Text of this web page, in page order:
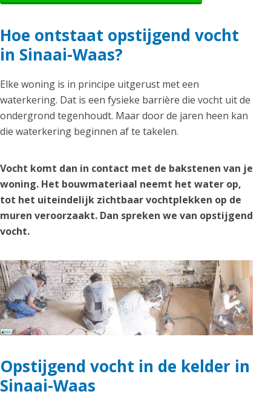
Hoe ontstaat opstijgend vocht
in Sinaai-Waas?
Elke woning is in principe uitgerust met een
waterkering. Dat is een fysieke barrière die vocht uit de
ondergrond tegenhoudt. Maar door de jaren heen kan
die waterkering beginnen af te takelen.
Vocht komt dan in contact met de bakstenen van je
woning. Het bouwmateriaal neemt het water op,
tot het uiteindelijk zichtbaar vochtplekken op de
muren veroorzaakt. Dan spreken we van opstijgend
vocht.
Opstijgend vocht in de kelder in
Sinaai-Waas